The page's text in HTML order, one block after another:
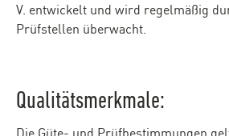
V. entwickelt und wird regelmäßig
Prüfstellen überwacht.
Qualitätsmerkmale:
Die Güte- und Prüfbestimmungen